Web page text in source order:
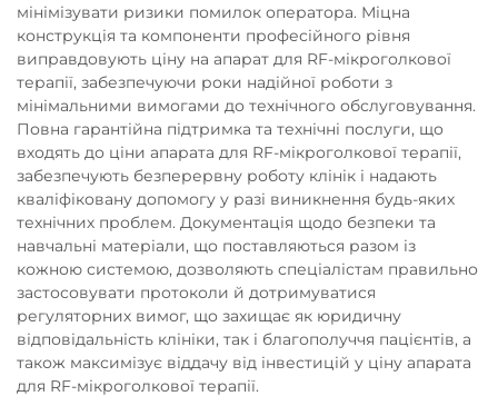
мінімізувати ризики помилок оператора. Міцна
конструкція та компоненти професійного рівня
виправдовують ціну на апарат для RF-мікроголкової
терапії, забезпечуючи роки надійної роботи з
мінімальними вимогами до технічного обслуговування.
Повна гарантійна підтримка та технічні послуги, що
входять до ціни апарата для RF-мікроголкової терапії,
забезпечують безперервну роботу клінік і надають
кваліфіковану допомогу у разі виникнення будь-яких
технічних проблем. Документація щодо безпеки та
навчальні матеріали, що поставляються разом із
кожною системою, дозволяють спеціалістам правильно
застосовувати протоколи й дотримуватися
регуляторних вимог, що захищає як юридичну
відповідальність клініки, так і благополуччя пацієнтів, а
також максимізує віддачу від інвестицій у ціну апарата
для RF-мікроголкової терапії.